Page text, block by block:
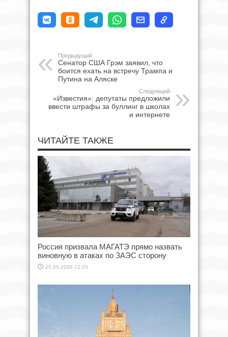
Предыдущий
Сенатор США Грэм заявил, что
боится ехать на встречу Трампа и
Путина на Аляске
Следующий
«Известия»: депутаты предложили
ввести штрафы за буллинг в школах
и интернете
ЧИТАЙТЕ ТАКЖЕ
Россия призвала МАГАТЭ прямо назвать
виновную в атаках по ЗАЭС сторону
25.05.2026 12:25